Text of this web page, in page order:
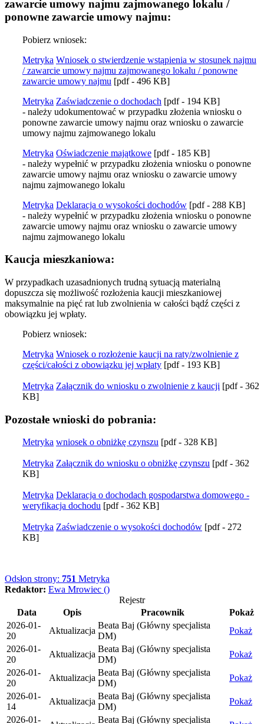
zawarcie umowy najmu zajmowanego lokalu /
ponowne zawarcie umowy najmu:
Pobierz wniosek:
Metryka Wniosek o stwierdzenie wstąpienia w stosunek najmu
/ zawarcie umowy najmu zajmowanego lokalu / ponowne
zawarcie umowy najmu [pdf - 496 KB]
Metryka Zaświadczenie o dochodach [pdf - 194 KB]
- należy udokumentować w przypadku złożenia wniosku o
ponowne zawarcie umowy najmu oraz wniosku o zawarcie
umowy najmu zajmowanego lokalu
Metryka Oświadczenie majątkowe [pdf - 185 KB]
- należy wypełnić w przypadku złożenia wniosku o ponowne
zawarcie umowy najmu oraz wniosku o zawarcie umowy
najmu zajmowanego lokalu
Metryka Deklaracja o wysokości dochodów [pdf - 288 KB]
- należy wypełnić w przypadku złożenia wniosku o ponowne
zawarcie umowy najmu oraz wniosku o zawarcie umowy
najmu zajmowanego lokalu
Kaucja mieszkaniowa:
W przypadkach uzasadnionych trudną sytuacją materialną
dopuszcza się możliwość rozłożenia kaucji mieszkaniowej
maksymalnie na pięć rat lub zwolnienia w całości bądź części z
obowiązku jej wpłaty.
Pobierz wniosek:
Metryka Wniosek o rozłożenie kaucji na raty/zwolnienie z
części/całości z obowiązku jej wpłaty [pdf - 193 KB]
Metryka Załącznik do wniosku o zwolnienie z kaucji [pdf - 362
KB]
Pozostałe wnioski do pobrania:
Metryka wniosek o obniżkę czynszu [pdf - 328 KB]
Metryka Załącznik do wniosku o obniżkę czynszu [pdf - 362
KB]
Metryka Deklaracja o dochodach gospodarstwa domowego -
weryfikacja dochodu [pdf - 362 KB]
Metryka Zaświadczenie o wysokości dochodów [pdf - 272
KB]
Odsłon strony: 751 Metryka
Redaktor: Ewa Mrowiec ()
Rejestr
Data
Opis Pracownik
Pokaż
2026-01-
20
Aktualizacja
Beata Baj (Główny specjalista
DM)
Pokaż
2026-01-
20
Aktualizacja
Beata Baj (Główny specjalista
DM)
Pokaż
2026-01-
20
Aktualizacja
Beata Baj (Główny specjalista
DM)
Pokaż
2026-01-
14
Aktualizacja
Beata Baj (Główny specjalista
DM)
Pokaż
2026-01-
Beata Baj (Główny specjalista